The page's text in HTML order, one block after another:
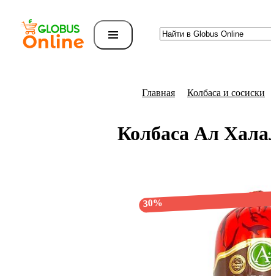
Главная Колбаса и сосиски
Колбаса Ал
30%